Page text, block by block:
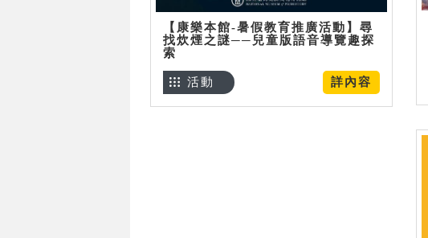
【康樂本館-暑假教育推廣活動】尋
找炊煙之謎──兒童版語音導覽趣探
索
詳內容
活動